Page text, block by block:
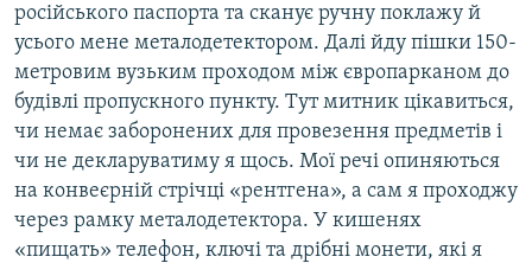
російського паспорта та сканує ручну поклажу й
усього мене металодетектором. Далі йду пішки 150-
метровим вузьким проходом між європарканом до
будівлі пропускного пункту. Тут митник цікавиться,
чи немає заборонених для провезення предметів і
чи не декларуватиму я щось. Мої речі опиняються
на конвеєрній стрічці «рентгена», а сам я проходжу
через рамку металодетектора. У кишенях
«пищать» телефон, ключі та дрібні монети, які я